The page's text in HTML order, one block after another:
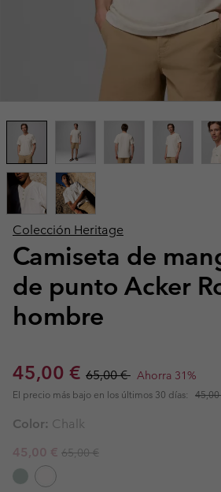
Colección Heritage
Camiseta de
de punto Acker
hombre
Sale price:
45,00 € Regular price:
65,00 € Ahorra 31%
El precio más bajo en los últimos 30 días:
Color: Chalk
Sale price:
45,00 € Regular price:
65,00 €